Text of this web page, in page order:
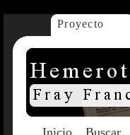
Proyecto
Inicio Buscar